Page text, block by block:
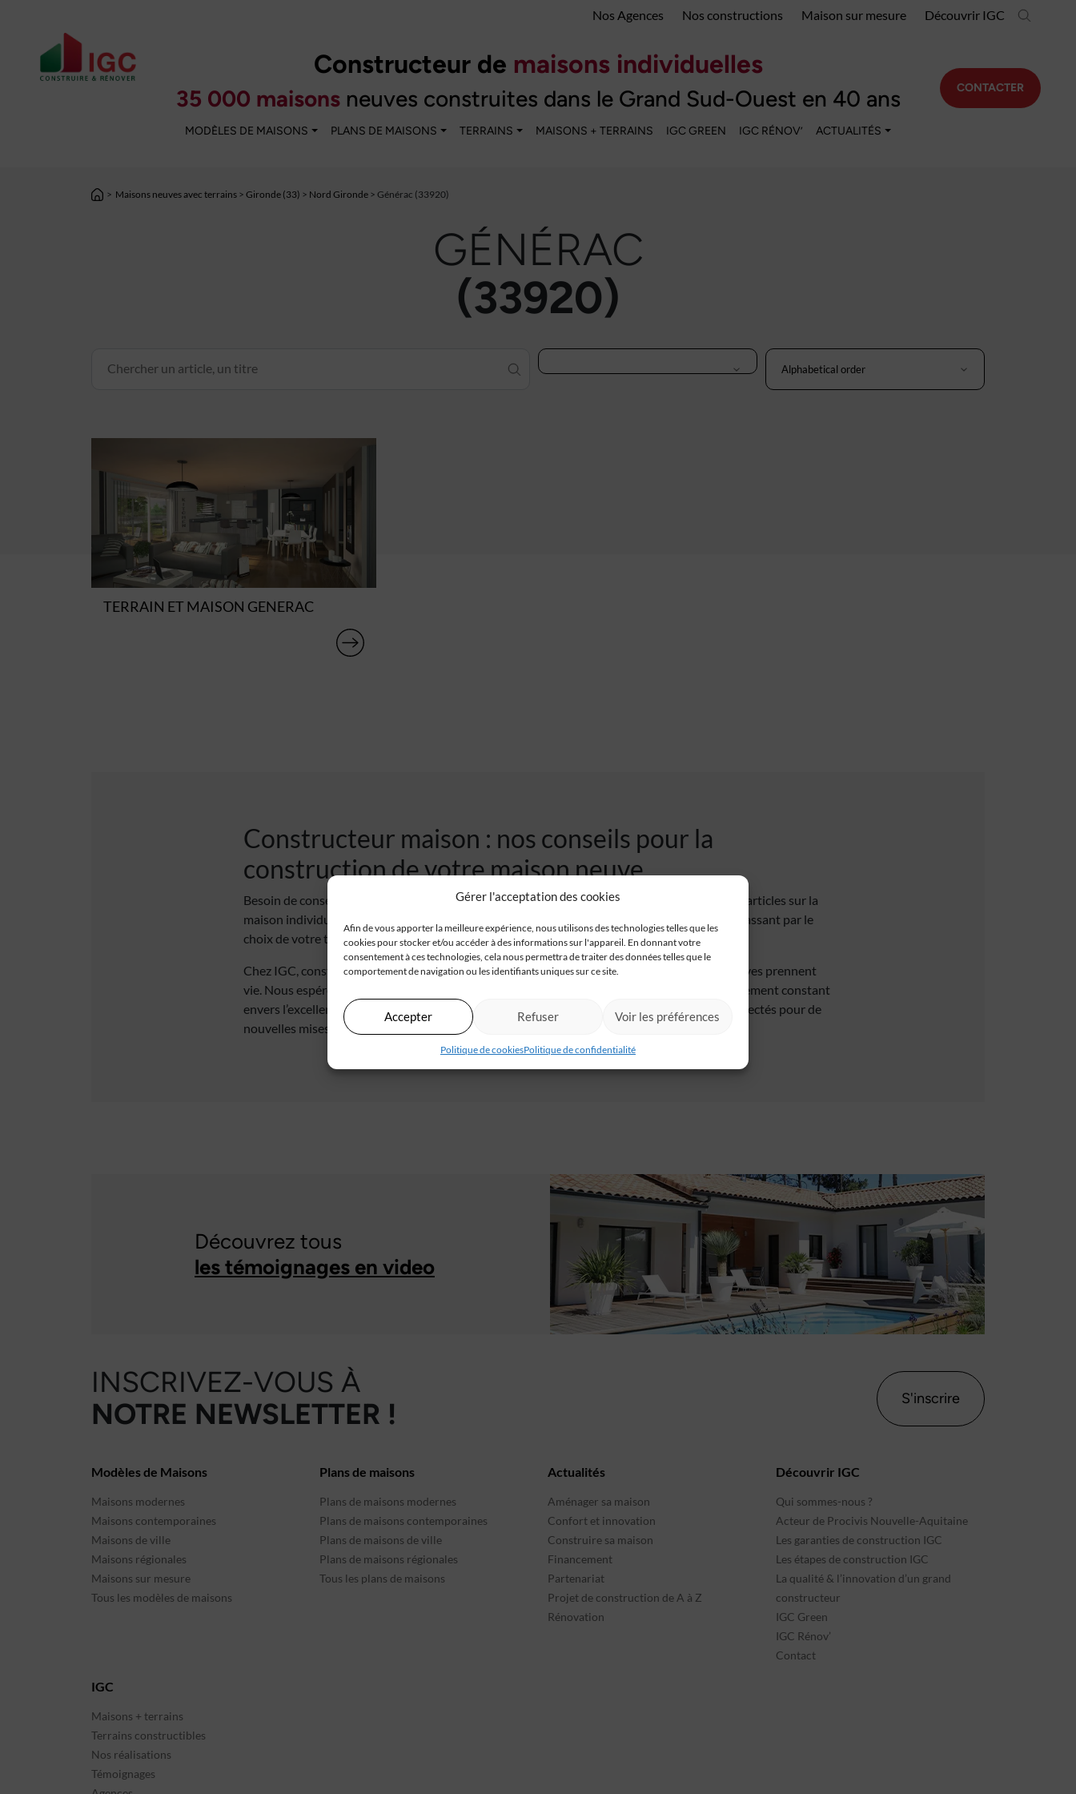
Gérer l'acceptation des cookies
Afin de vous apporter la meilleure expérience, nous utilisons des technologies telles que les
cookies pour stocker et/ou accéder à des informations sur l'appareil. En donnant votre
consentement à ces technologies, cela nous permettra de traiter des données telles que le
comportement de navigation ou les identifiants uniques sur ce site.
Accepter Refuser Voir les préférences
Politique de cookiesPolitique de confidentialité
Nos Agences Nos constructions Maison sur mesure Découvrir IGC
Constructeur de maisons individuelles
35 000 maisonsneuves construites dans le Grand Sud-Ouest en 40 ans
MODÈLES DE MAISONS PLANS DE MAISONS TERRAINS MAISONS + TERRAINS IGC GREEN IGC RÉNOV’ ACTUALITÉS
CONTACTER
> Maisons neuves avec terrains > Gironde (33) > Nord Gironde > Générac (33920)
GÉNÉRAC
(33920)
Alphabetical order
TERRAIN ET MAISON GENERAC
Constructeur maison : nos conseils pour la
construction de votre maison neuve
Besoin de conseils pour votre projet de construction de maison ? Retrouvez ici de nombreux articles sur la
maison individuelle, des garanties de construction au financement de votre maison IGC en passant par le
choix de votre terrain…
Chez IGC, constructeur maison, notre objectif est de faire de chaque maison un lieu où les rêves prennent
vie. Nous espérons que cette section actualités vous inspire et vous informe sur notre engagement constant
envers l’excellence et l’innovation dans le domaine de la construction de maison. Restez connectés pour de
nouvelles mises à jour passionnantes !
Découvrez tous
les témoignages en video
INSCRIVEZ-VOUS À
NOTRE NEWSLETTER !
S'inscrire
Modèles de Maisons
Maisons modernes
Maisons contemporaines
Maisons de ville
Maisons régionales
Maisons sur mesure
Tous les modèles de maisons
Plans de maisons
Plans de maisons modernes
Plans de maisons contemporaines
Plans de maisons de ville
Plans de maisons régionales
Tous les plans de maisons
Actualités
Aménager sa maison
Confort et innovation
Construire sa maison
Financement
Partenariat
Projet de construction de A à Z
Rénovation
Découvrir IGC
Qui sommes-nous ?
Acteur de Procivis Nouvelle-Aquitaine
Les garanties de construction IGC
Les étapes de construction IGC
La qualité & l’innovation d’un grand
constructeur
IGC Green
IGC Rénov’
Contact
IGC
Maisons + terrains
Terrains constructibles
Nos réalisations
Témoignages